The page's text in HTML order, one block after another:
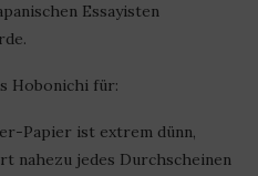
Essayisten
Hobonichi für:
Papier ist extrem dünn,
nahezu jedes Durchscheinen